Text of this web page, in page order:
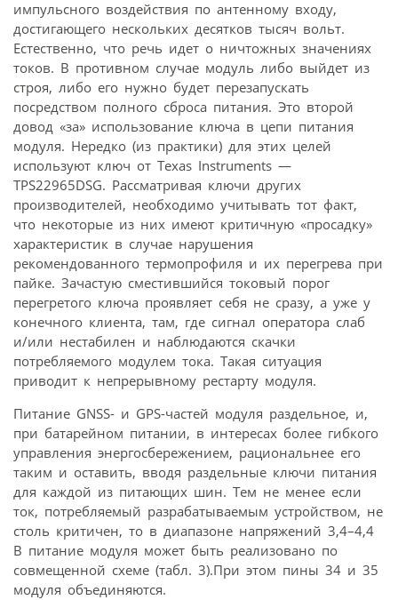
импульсного воздействия по антенному входу,
достигающего нескольких десятков тысяч вольт.
Естественно, что речь идет о ничтожных значениях
токов. В противном случае модуль либо выйдет из
строя, либо его нужно будет перезапускать
посредством полного сброса питания. Это второй
довод «за» использование ключа в цепи питания
модуля. Нередко (из практики) для этих целей
используют ключ от Texas Instruments —
TPS22965DSG. Рассматривая ключи других
производителей, необходимо учитывать тот факт,
что некоторые из них имеют критичную «просадку»
характеристик в случае нарушения
рекомендованного термопрофиля и их перегрева при
пайке. Зачастую сместившийся токовый порог
перегретого ключа проявляет себя не сразу, а уже у
конечного клиента, там, где сигнал оператора слаб
и/или нестабилен и наблюдаются скачки
потребляемого модулем тока. Такая ситуация
приводит к непрерывному рестарту модуля.
Питание GNSS- и GPS-частей модуля раздельное, и,
при батарейном питании, в интересах более гибкого
управления энергосбережением, рациональнее его
таким и оставить, вводя раздельные ключи питания
для каждой из питающих шин. Тем не менее если
ток, потребляемый разрабатываемым устройством, не
столь критичен, то в диапазоне напряжений 3,4–4,4
В питание модуля может быть реализовано по
совмещенной схеме (табл. 3).При этом пины 34 и 35
модуля объединяются.